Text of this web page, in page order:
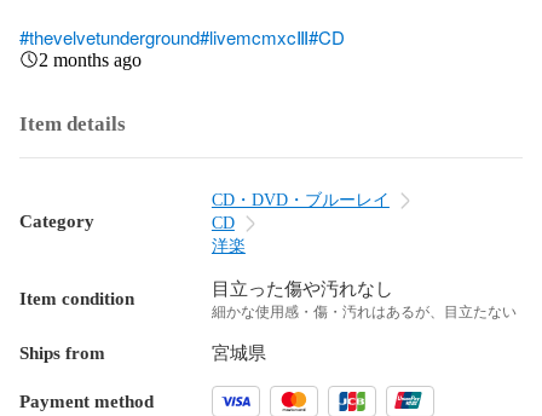
#thevelvetunderground#livemcmxcⅢ#CD
2 months ago
Item details
Category
CD・DVD・ブルーレイ
CD
洋楽
Item condition 目立った傷や汚れなし
細かな使用感・傷・汚れはあるが、目立たない
Ships from 宮城県
Payment method